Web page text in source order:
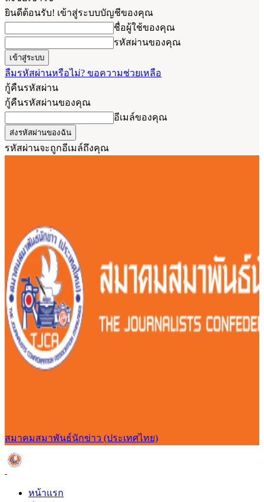
ยินดีต้อนรับ! เข้าสู่ระบบบัญชีของคุณ
ชื่อผู้ใช้ของคุณ
รหัสผ่านของคุณ
ลืมรหัสผ่านหรือไม่? ขอความช่วยเหลือ
กู้คืนรหัสผ่าน
กู้คืนรหัสผ่านของคุณ
อีเมล์ของคุณ
รหัสผ่านจะถูกอีเมล์ถึงคุณ
สมาคมสมาพันธ์นักข่าว (ประเทศไทย)
หน้าแรก